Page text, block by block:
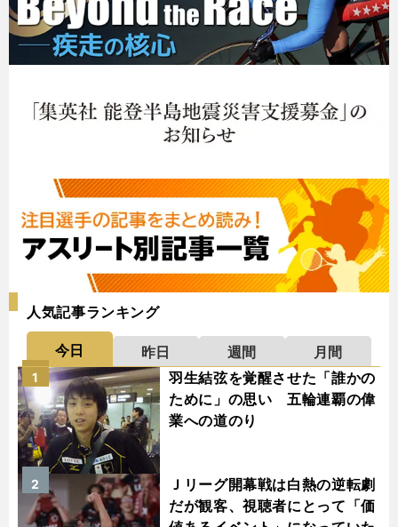
人気記事ランキング
今日 昨日 週間
月間
羽生結弦を覚醒させた「誰かの
ために」の思い 五輪連覇の偉
業への道のり
1
Ｊリーグ開幕戦は白熱の逆転劇
だが観客、視聴者にとって「価
2